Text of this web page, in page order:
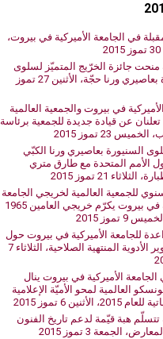
في الجامعة الأميركية في بيروت،
منحت جائزة الخرّيج المتميّز لسلوى
السنيورة بعاصيري ورنا حجّة، الأثنين 27 تموز
في بيروت والجمعية العالمية
تعلنان عن قيادة جديدة للجمعية برئاسة
23 تموز 2015
السنيورة بعاصيري ورنا الكبّي
الأمم المتحدة مع طارق متري
21 تموز 2015
للجمعية العالمية لخريجي الجامعة
الأميركية في بيروت يكرّم خريجي العامين 1965
للجامعة الأميركية في بيروت حول
إعادة تدوير الأدوية المنتهية الصلاحية، الثلاثاء 7
الجامعة الأميركية في بيروت ينال
العالمية لمحو الأميّة الإعلامية
الأثنين 6 تموز 2015
تتسلّم هبة قيّمة لدعم تاريخ الفنون
الجمعة 3 تموز 2015